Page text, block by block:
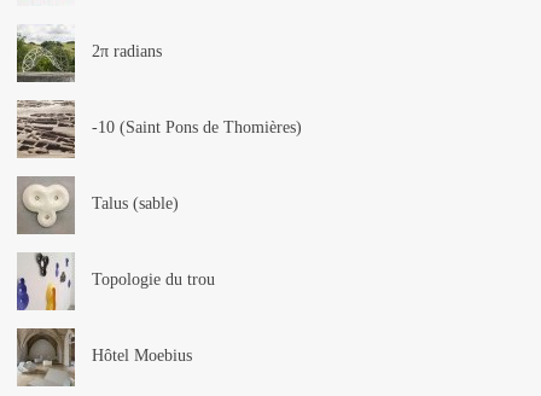
2π radians
-10 (Saint Pons de Thomières)
Talus (sable)
Topologie du trou
Hôtel Moebius